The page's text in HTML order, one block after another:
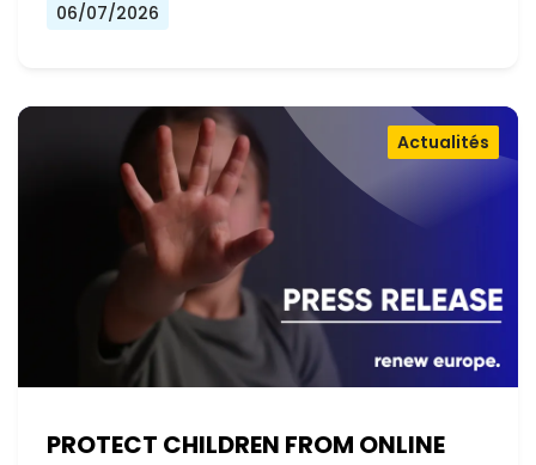
06/07/2026
PROTECT CHILDREN FROM ONLINE
Actualités